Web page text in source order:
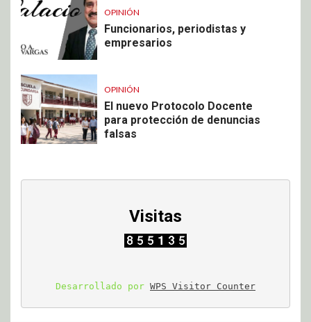
OPINIÓN
Funcionarios, periodistas y
empresarios
OPINIÓN
El nuevo Protocolo Docente
para protección de denuncias
falsas
Visitas
Desarrollado por WPS Visitor Counter